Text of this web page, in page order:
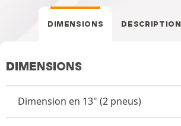
DIMENSIONS DESCRIPTION
DIMENSIONS
Dimension en 13" (2 pneus)